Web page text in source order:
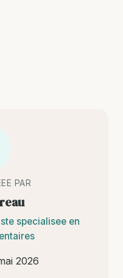
PAR
specialisee en
2026